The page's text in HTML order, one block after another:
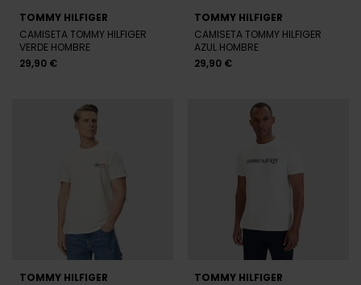
TOMMY HILFIGER
CAMISETA TOMMY HILFIGER
VERDE HOMBRE
29,90 €
TOMMY HILFIGER
CAMISETA TOMMY HILFIGER
AZUL HOMBRE
29,90 €
TOMMY HILFIGER
TOMMY HILFIGER